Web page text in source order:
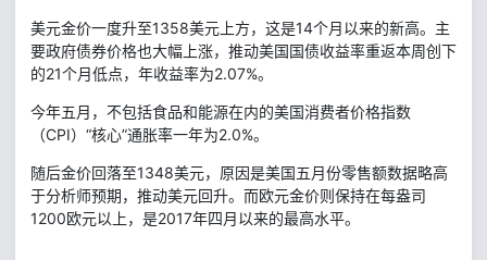
美元金价一度升至1358美元上方，这是14个月以来的新高。主
要政府债券价格也大幅上涨，推动美国国债收益率重返本周创下
的21个月低点，年收益率为2.07%。
今年五月，不包括食品和能源在内的美国消费者价格指数
（CPI）“核心”通胀率一年为2.0%。
随后金价回落至1348美元，原因是美国五月份零售额数据略高
于分析师预期，推动美元回升。而欧元金价则保持在每盎司
1200欧元以上，是2017年四月以来的最高水平。